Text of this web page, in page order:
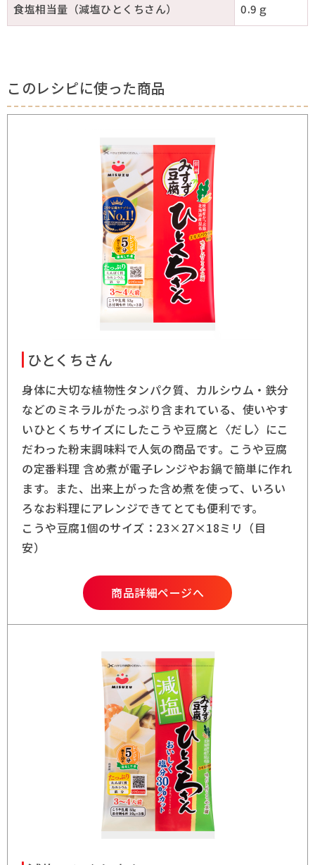
食塩相当量（減塩ひとくちさん） 0.9ｇ
このレシピに使った商品
ひとくちさん
身体に大切な植物性タンパク質、カルシウム・鉄分
などのミネラルがたっぷり含まれている、使いやす
いひとくちサイズにしたこうや豆腐と〈だし〉にこ
だわった粉末調味料で人気の商品です。こうや豆腐
の定番料理 含め煮が電子レンジやお鍋で簡単に作れ
ます。また、出来上がった含め煮を使って、いろい
ろなお料理にアレンジできてとても便利です。
こうや豆腐1個のサイズ：23×27×18ミリ（目
商品詳細ページへ